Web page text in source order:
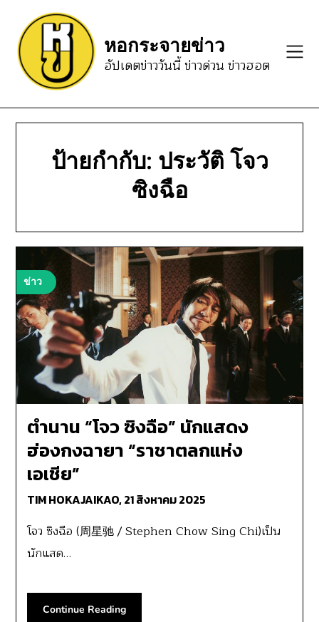
content
หอกระจายข่าว
อัปเดตข่าววันนี้ ข่าวด่วน ข่าวฮอต
ป้ายกำกับ: ประวัติ โจว
ซิงฉือ
ข่าว
ตำนาน “โจว ซิงฉือ” นักแสดง
ฮ่องกงฉายา “ราชาตลกแห่ง
เอเชีย”
TIM HOKAJAIKAO,21 สิงหาคม 2025
โจว ซิงฉือ (周星驰 / Stephen Chow Sing Chi)เป็น
นักแสด…
Continue Reading